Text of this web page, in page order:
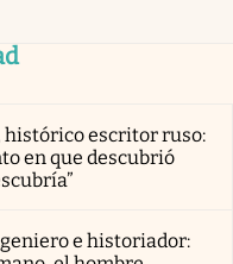
histórico escritor ruso:
en que descubrió
e historiador: